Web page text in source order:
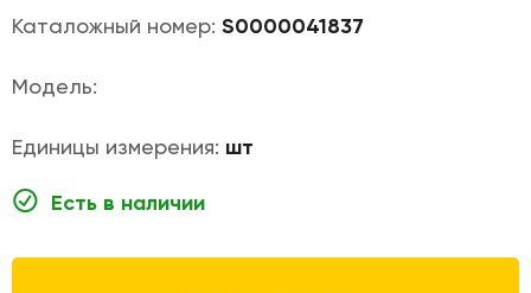
Каталожный номер: S0000041837
Модель:
Единицы измерения: шт
Есть в наличии